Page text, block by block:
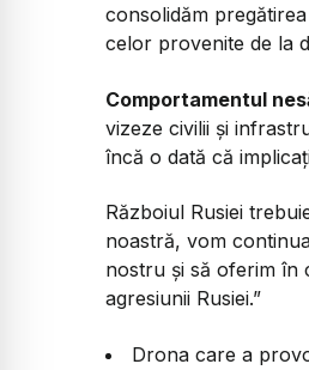
consolidăm
celor provenite de la
Comportamentul
vizeze civilii și
încă o dată că
Războiul Rusiei
noastră, vom
nostru și să oferim în
agresiunii Rusiei.”
Drona care a